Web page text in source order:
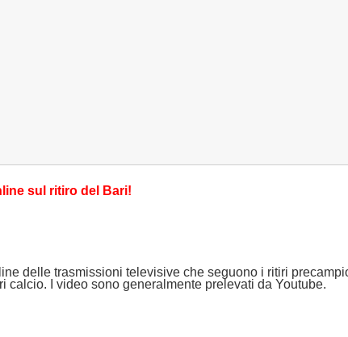
sul ritiro del Bari!
delle trasmissioni televisive che seguono i ritiri
calcio. I video sono generalmente prelevati da Youtube.